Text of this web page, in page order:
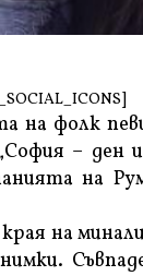
на фолк
–
на
на